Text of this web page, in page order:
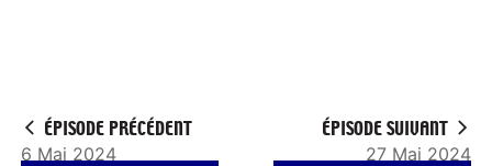
ÉPISODE PRÉCÉDENT
6 Mai 2024
ÉPISODE SUIVANT
27 Mai 2024